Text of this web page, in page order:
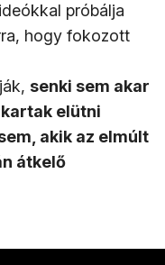
próbálja
hogy fokozott
senki sem akar
elütni
akik az elmúlt
átkelő